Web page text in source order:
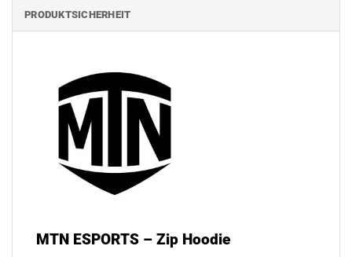
PRODUKTSICHERHEIT
MTN ESPORTS – Zip Hoodie